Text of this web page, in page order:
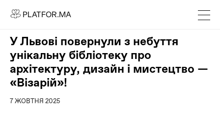
PLATFOR.MA
PLATFOR.MA
Контакти
МЕДІА
Спецпроєкти
Редакційна політика
У Львові повернули з небуття
унікальну бібліотеку про
архітектуру, дизайн і мистецтво —
«Візарій»!
7 ЖОВТНЯ 2025